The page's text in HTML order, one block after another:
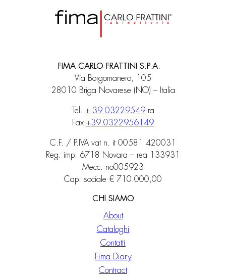
FIMA CARLO FRATTINI S.P.A.
Via Borgomanero, 105
28010 Briga Novarese (NO) – Italia
Tel. + 39 03229549ra
Fax +39 0322956149
C.F. / P.IVA vat n. it 00581 420031
Reg. imp. 6718 Novara – rea 133931
Mecc. no005923
Cap. sociale € 710.000,00
CHI SIAMO
About
Cataloghi
Contatti
Fima Diary
Contract